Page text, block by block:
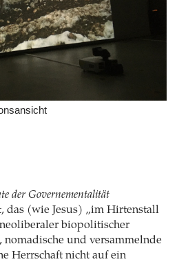
der Governementalität
das (wie Jesus) „im Hirtenstall
biopolitischer
nomadische und versammelnde
Herrschaft nicht auf ein